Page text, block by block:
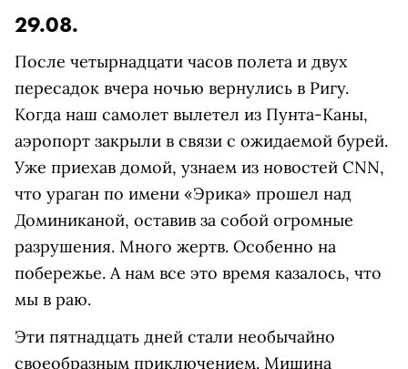
29.08.
После четырнадцати часов полета и двух
пересадок вчера ночью вернулись в Ригу.
Когда наш самолет вылетел из Пунта-Каны,
аэропорт закрыли в связи с ожидаемой бурей.
Уже приехав домой, узнаем из новостей CNN,
что ураган по имени «Эрика» прошел над
Доминиканой, оставив за собой огромные
разрушения. Много жертв. Особенно на
побережье. А нам все это время казалось, что
мы в раю.
Эти пятнадцать дней стали необычайно
своеобразным приключением. Мишина